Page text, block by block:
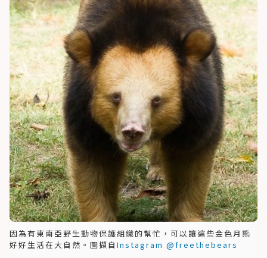
因為有東南亞野生動物保護組織的幫忙，可以讓這些金色月熊
好好生活在大自然。圖擷自 Instagram @freethebears